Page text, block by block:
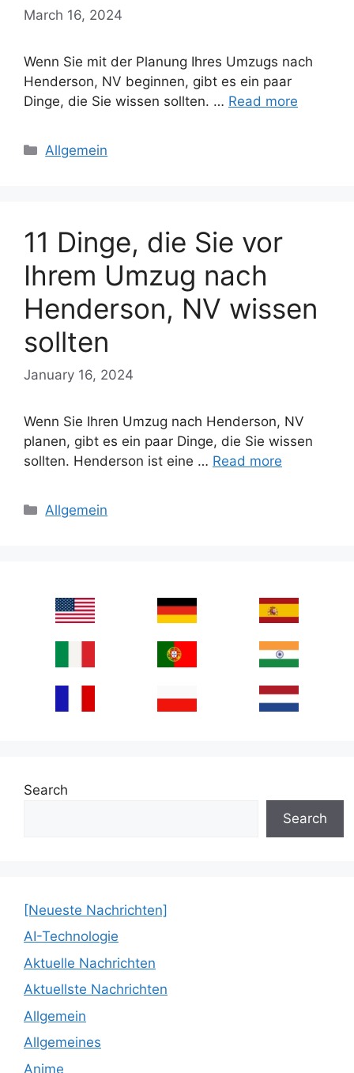
March 16, 2024
Wenn Sie mit der Planung Ihres Umzugs nach
Henderson, NV beginnen, gibt es ein paar
Dinge, die Sie wissen sollten. … Read more
Categories
Allgemein
11 Dinge, die Sie vor
Ihrem Umzug nach
Henderson, NV wissen
sollten
January 16, 2024
Wenn Sie Ihren Umzug nach Henderson, NV
planen, gibt es ein paar Dinge, die Sie wissen
sollten. Henderson ist eine … Read more
Categories
Allgemein
Search
Search
[Neueste Nachrichten]
AI-Technologie
Aktuelle Nachrichten
Aktuellste Nachrichten
Allgemein
Allgemeines
Anime